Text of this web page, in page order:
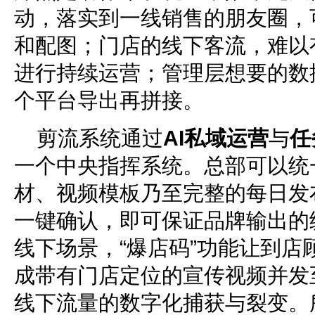
动，落实到一线销售的朋友圈
和配图；门店的线下客流，难
进行持续运营；管理层想要的
个平台导出再拼接。
剪流系统通过AI私域运营与
一个中央指挥系统。总部可以
材、视频模板乃至完整的每日
一键确认，即可保证品牌输出
线下场景，“爆店码”功能让到
成带有门店定位的宣传视频并
线下流量的数字化捕获与裂变